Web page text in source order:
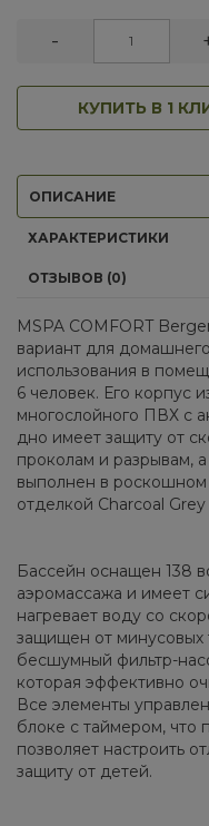
-
КУПИТЬ В 1
ОПИСАНИЕ
ХАРАКТЕРИСТИКИ
ОТЗЫВОВ (0)
MSPA COMFORT
вариант для
использования в
6 человек. Его корпус
многослойного ПВХ с
дно имеет защиту от
проколам и разрывам,
выполнен в
отделкой Charcoal
Бассейн оснащен 138
аэромассажа и имеет
нагревает воду со
защищен от минусовых
бесшумный фильтр-
которая эффективно
Все элементы
блоке с таймером, что
позволяет настроить
защиту от детей.